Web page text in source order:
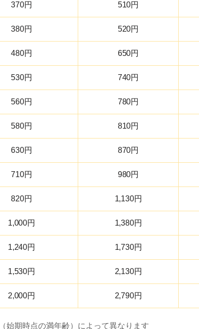
370円 510円
380円 520円
480円 650円
530円 740円
560円 780円
580円 810円
630円 870円
710円 980円
820円 1,130円
1,000円 1,380円
1,240円 1,730円
1,530円 2,130円
2,000円 2,790円
始期時点の満年齢）によって異なります